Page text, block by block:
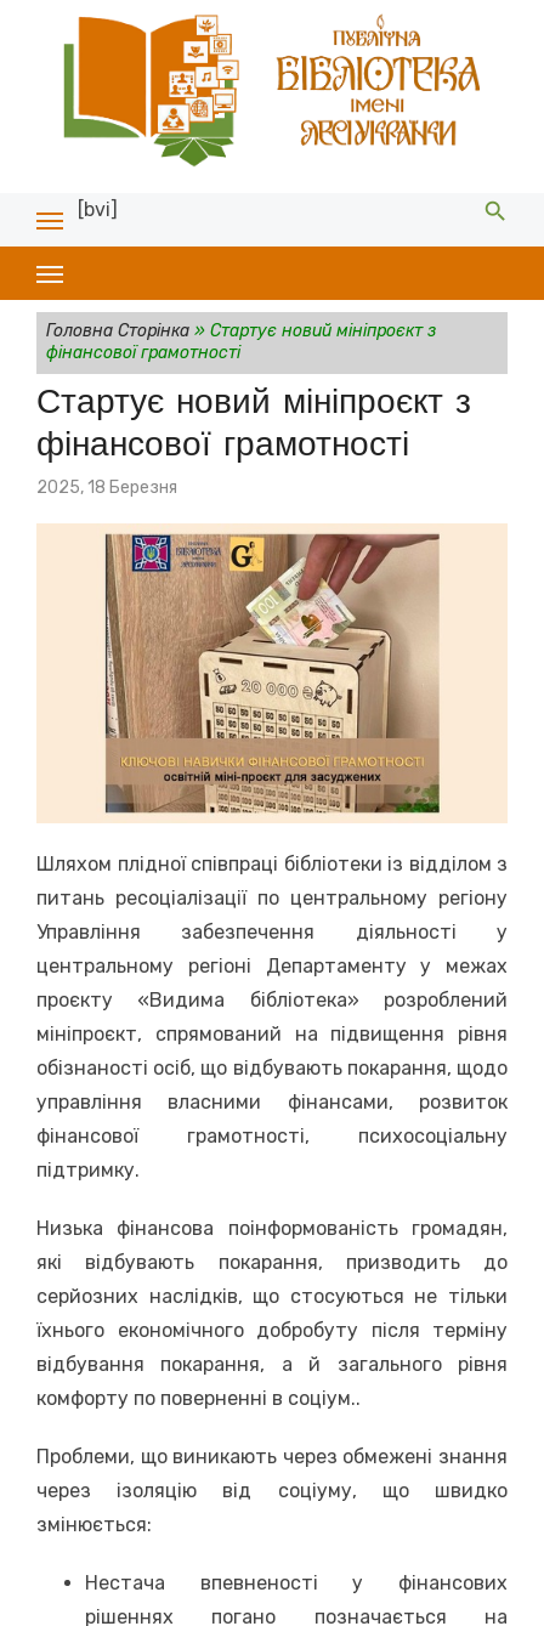
[bvi]
Головна Сторінка» Стартує новий мініпроєкт з
фінансової грамотності
Стартує новий мініпроєкт з
фінансової грамотності
Posted
2025, 18 Березня
Шляхом плідної співпраці бібліотеки із відділом з
питань ресоціалізації по центральному регіону
Управління забезпечення діяльності у
центральному регіоні Департаменту у межах
проєкту «Видима бібліотека» розроблений
мініпроєкт, спрямований на підвищення рівня
обізнаності осіб, що відбувають покарання, щодо
управління власними фінансами, розвиток
фінансової грамотності, психосоціальну
підтримку.
Низька фінансова поінформованість громадян,
які відбувають покарання, призводить до
серйозних наслідків, що стосуються не тільки
їхнього економічного добробуту після терміну
відбування покарання, а й загального рівня
комфорту по поверненні в соціум..
Проблеми, що виникають через обмежені знання
через ізоляцію від соціуму, що швидко
змінюється:
Нестача впевненості у фінансових
рішеннях погано позначається на